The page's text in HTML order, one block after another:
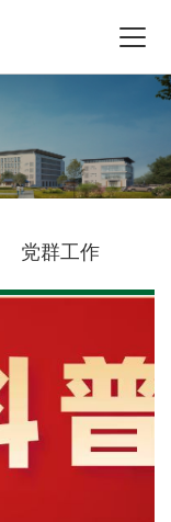
党群工作